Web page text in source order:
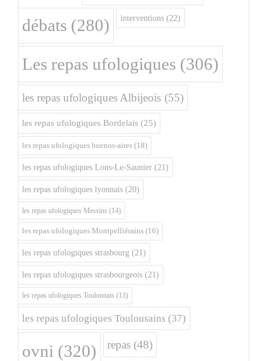
débats (280) interventions (22)
Les repas ufologiques (306)
les repas ufologiques Albijeois (55)
les repas ufologiques Bordelais (25)
les repas ufologiques buenos-aires (18)
les repas ufologiques Lons-Le-Saunier (21)
les repas ufologiques lyonnais (20)
les repas ufologiques Messins (14)
les repas ufologiques Montpelliérains (16)
les repas ufologiques strasbourg (21)
les repas ufologiques strasbourgeois (21)
les repas ufologiques Toulonnais (13)
les repas ufologiques Toulousains (37)
ovni (320) repas (48)